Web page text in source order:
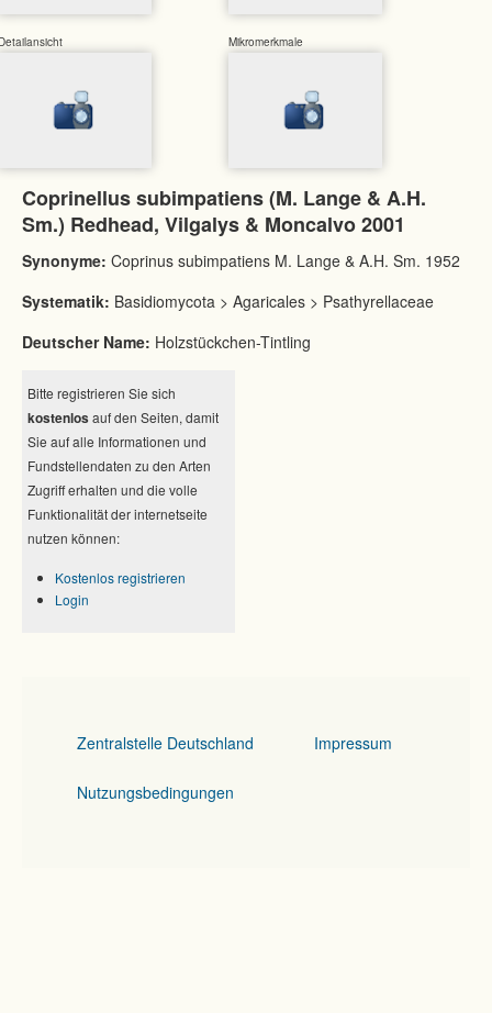
Mikromerkmale
Coprinellus subimpatiens (M. Lange & A.H.
Sm.) Redhead, Vilgalys & Moncalvo 2001
Synonyme: Coprinus subimpatiens M. Lange & A.H. Sm. 1952
Systematik: Basidiomycota > Agaricales > Psathyrellaceae
Deutscher Name: Holzstückchen-Tintling
Bitte registrieren Sie sich
kostenlos auf den Seiten, damit
Sie auf alle Informationen und
Fundstellendaten zu den Arten
Zugriff erhalten und die volle
Funktionalität der internetseite
nutzen können:
Kostenlos registrieren
Login
Zentralstelle Deutschland Impressum
Nutzungsbedingungen